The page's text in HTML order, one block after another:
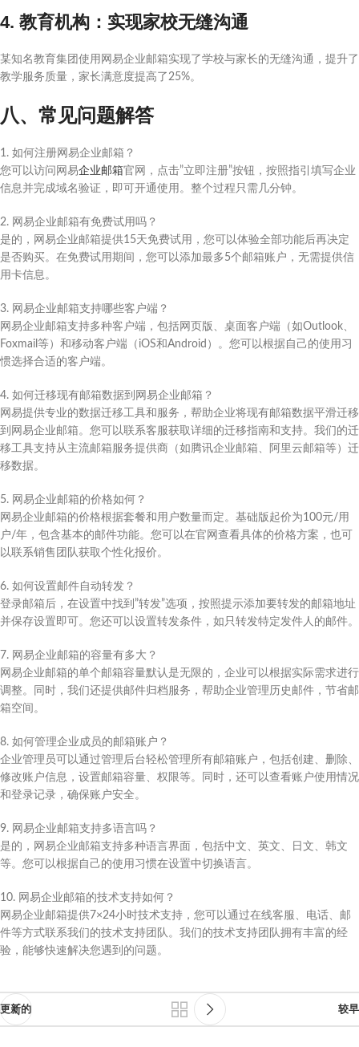
4. 教育机构：实现家校无缝沟通
某知名教育集团使用网易企业邮箱实现了学校与家长的无缝沟通，提升了
教学服务质量，家长满意度提高了25%。
八、常见问题解答
1. 如何注册网易企业邮箱？
您可以访问网易企业邮箱官网，点击”立即注册”按钮，按照指引填写企业
信息并完成域名验证，即可开通使用。整个过程只需几分钟。
2. 网易企业邮箱有免费试用吗？
是的，网易企业邮箱提供15天免费试用，您可以体验全部功能后再决定
是否购买。在免费试用期间，您可以添加最多5个邮箱账户，无需提供信
用卡信息。
3. 网易企业邮箱支持哪些客户端？
网易企业邮箱支持多种客户端，包括网页版、桌面客户端（如Outlook、
Foxmail等）和移动客户端（iOS和Android）。您可以根据自己的使用习
惯选择合适的客户端。
4. 如何迁移现有邮箱数据到网易企业邮箱？
网易提供专业的数据迁移工具和服务，帮助企业将现有邮箱数据平滑迁移
到网易企业邮箱。您可以联系客服获取详细的迁移指南和支持。我们的迁
移工具支持从主流邮箱服务提供商（如腾讯企业邮箱、阿里云邮箱等）迁
移数据。
5. 网易企业邮箱的价格如何？
网易企业邮箱的价格根据套餐和用户数量而定。基础版起价为100元/用
户/年，包含基本的邮件功能。您可以在官网查看具体的价格方案，也可
以联系销售团队获取个性化报价。
6. 如何设置邮件自动转发？
登录邮箱后，在设置中找到”转发”选项，按照提示添加要转发的邮箱地址
并保存设置即可。您还可以设置转发条件，如只转发特定发件人的邮件。
7. 网易企业邮箱的容量有多大？
网易企业邮箱的单个邮箱容量默认是无限的，企业可以根据实际需求进行
调整。同时，我们还提供邮件归档服务，帮助企业管理历史邮件，节省邮
箱空间。
8. 如何管理企业成员的邮箱账户？
企业管理员可以通过管理后台轻松管理所有邮箱账户，包括创建、删除、
修改账户信息，设置邮箱容量、权限等。同时，还可以查看账户使用情况
和登录记录，确保账户安全。
9. 网易企业邮箱支持多语言吗？
是的，网易企业邮箱支持多种语言界面，包括中文、英文、日文、韩文
等。您可以根据自己的使用习惯在设置中切换语言。
10. 网易企业邮箱的技术支持如何？
网易企业邮箱提供7×24小时技术支持，您可以通过在线客服、电话、邮
件等方式联系我们的技术支持团队。我们的技术支持团队拥有丰富的经
验，能够快速解决您遇到的问题。
更新的 较早